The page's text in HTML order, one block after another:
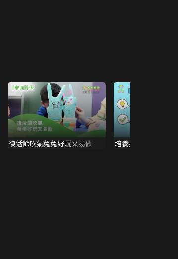
復活節吹氣兔兔好玩又易做 培養孩子責任感3大